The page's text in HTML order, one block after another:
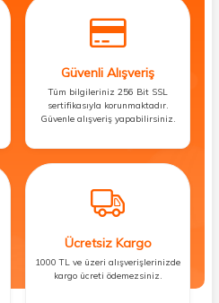
Güvenli Alışveriş
Tüm bilgileriniz 256 Bit SSL
sertifikasıyla korunmaktadır.
Güvenle alışveriş yapabilirsiniz.
Ücretsiz Kargo
1000 TL ve üzeri alışverişlerinizde
kargo ücreti ödemezsiniz.